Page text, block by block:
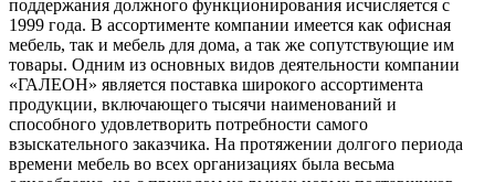
поддержания должного функционирования исчисляется с
1999 года. В ассортименте компании имеется как офисная
мебель, так и мебель для дома, а так же сопутствующие им
товары. Одним из основных видов деятельности компании
«ГАЛЕОН» является поставка широкого ассортимента
продукции, включающего тысячи наименований и
способного удовлетворить потребности самого
взыскательного заказчика. На протяжении долгого периода
времени мебель во всех организациях была весьма